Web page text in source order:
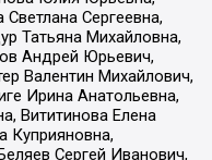
Сергеевна,
Татьяна Михайловна,
Андрей Юрьевич,
Валентин Михайлович,
Ирина Анатольевна,
Вититинова Елена
Куприяновна,
Сергей Иванович,